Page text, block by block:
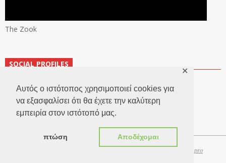
Αυτός ο ιστότοπος χρησιμοποιεί cookies για
να εξασφαλίσει ότι θα έχετε την καλύτερη
εμπειρία στον ιστότοπό μας.
πτώση Αποδέχομαι
✕
The Zook
SOCIAL PROFILES
Websitepro